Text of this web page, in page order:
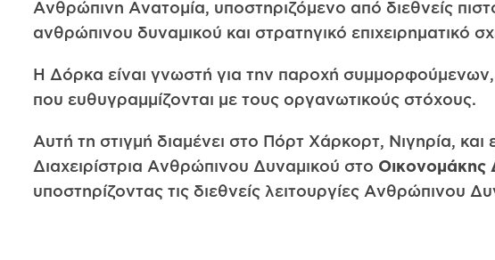
Ανθρώπινη Ανατομία, υποστηριζόμενο από διεθνείς
ανθρώπινου δυναμικού και στρατηγικό επιχειρηματικό
Η Δόρκα είναι γνωστή για την παροχή
που ευθυγραμμίζονται με τους οργανωτικούς στόχους.
Αυτή τη στιγμή διαμένει στο Πόρτ Χάρκορτ, Νιγηρία,
Διαχειρίστρια Ανθρώπινου Δυναμικού στο Οικονoμάκης
υποστηρίζοντας τις διεθνείς λειτουργίες Ανθρώπινου